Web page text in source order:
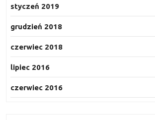
styczeń 2019
grudzień 2018
czerwiec 2018
lipiec 2016
czerwiec 2016